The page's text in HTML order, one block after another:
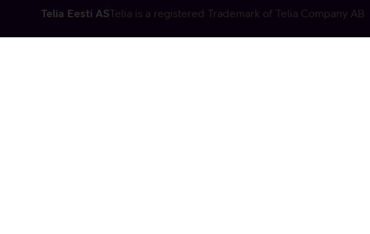
Telia Eesti ASTelia is a registered Trademark of Telia Company AB